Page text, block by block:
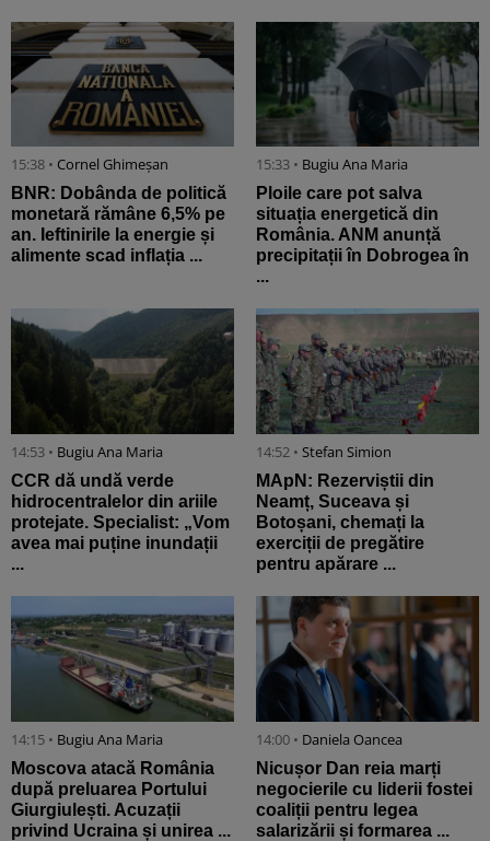
15:38 • Cornel Ghimeșan
BNR: Dobânda de politică
monetară rămâne 6,5% pe
an. Ieftinirile la energie și
alimente scad inflația ...
15:33 • Bugiu ⁠Ana Maria
Ploile care pot salva
situația energetică din
România. ANM anunță
precipitații în Dobrogea în
...
14:53 • Bugiu ⁠Ana Maria
CCR dă undă verde
hidrocentralelor din ariile
protejate. Specialist: „Vom
avea mai puține inundații
...
14:52 • Stefan Simion
MApN: Rezerviștii din
Neamț, Suceava și
Botoșani, chemați la
exerciții de pregătire
pentru apărare ...
14:15 • Bugiu ⁠Ana Maria
Moscova atacă România
după preluarea Portului
Giurgiulești. Acuzații
privind Ucraina și unirea ...
14:00 • Daniela Oancea
Nicușor Dan reia marți
negocierile cu liderii fostei
coaliții pentru legea
salarizării și formarea ...